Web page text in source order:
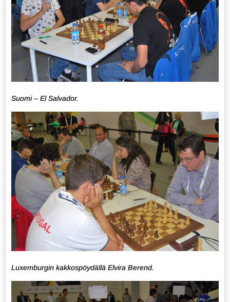
Suomi – El Salvador.
Luxemburgin kakkospöydällä Elvira Berend.